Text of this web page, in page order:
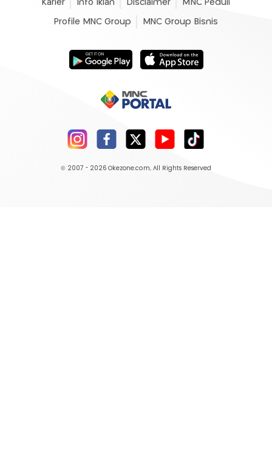
Karier Info Iklan Disclaimer MNC Peduli
Profile MNC Group MNC Group Bisnis
© 2007 - 2026 Okezone.com, All Rights Reserved